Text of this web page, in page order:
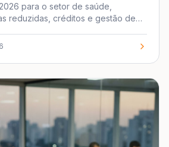
para o setor de saúde,
reduzidas, créditos e gestão de